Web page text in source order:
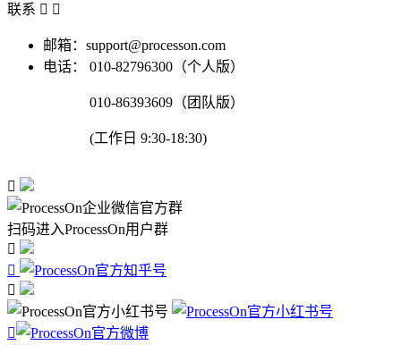
联系  
邮箱：support@processon.com
电话：
010-82796300（个人版）
010-86393609（团队版）
(工作日 9:30-18:30)

扫码进入ProcessOn用户群



